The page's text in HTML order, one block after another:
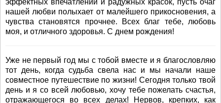
эффектных впечатлений и радужных красок, пусть очаг
нашей любви полыхает от малейшего прикосновения, а
чувства становятся прочнее. Всех благ тебе, любовь
моя, и отличного здоровья. С днем рождения!
Уже не первый год мы с тобой вместе и я благословляю
тот день, когда судьба свела нас и мы начали наше
совместное путешествие по жизни! Сегодня только твой
день и я со всей любовью, хочу тебе пожелать счастья,
отражающегося во всех делах! Нервов, крепких, как